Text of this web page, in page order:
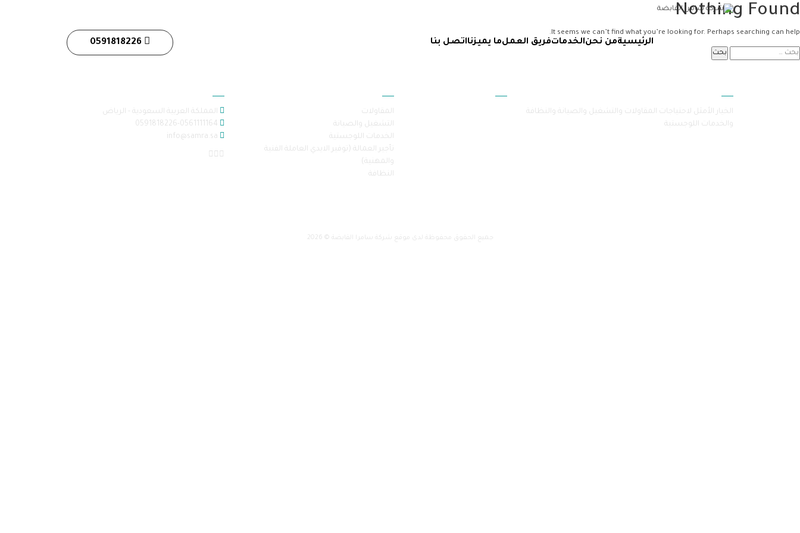
الرئيسيةمن نحنالخدماتفريق العملما يميزنااتصل بنا 0591818226
Nothing Found
It seems we can’t find what you’re looking for. Perhaps searching can help.
الخيار الأمثل لاحتياجات المقاولات والتشغيل والصيانة والنظافة
والخدمات اللوجستية
المقاولات
التشغيل والصيانة
الخدمات اللوجستية
تأجير العمالة (توفير الايدي العاملة الفنية
والمهنية)
النظافة
المملكة العربية السعودية - الرياض
info@samra.sa
جميع الحقوق محفوظة لدى موقع شركة سامرا القابضة © 2026